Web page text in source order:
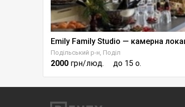
Подільський р-н, Поділ
2000 грн/люд. до 15 о.